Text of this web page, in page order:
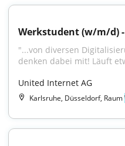
Werkstudent (w/m/d)
"...von diversen
denken dabei mit! Läuft
United Internet AG
Karlsruhe, Düsseldorf, Raum